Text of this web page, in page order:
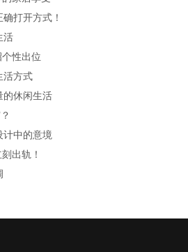
打开方式！
活
性出位
活方式
的休闲生活
计中的意境
出轨！